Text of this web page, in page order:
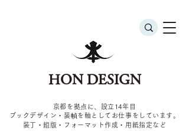
HON DESIGN
京都を拠点に、設立14年目
ブックデザイン・装幀を軸としてお仕事をしています。
装丁・組版・フォーマット作成・用紙指定など